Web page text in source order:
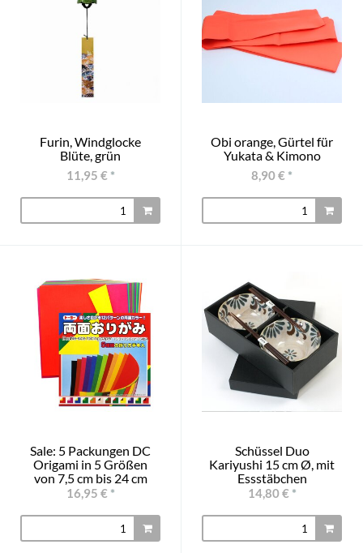
Furin, Windglocke
Blüte, grün
11,95 € *
Obi orange, Gürtel für
Yukata & Kimono
8,90 € *
Sale: 5 Packungen DC
Origami in 5 Größen
von 7,5 cm bis 24 cm
16,95 € *
Schüssel Duo
Kariyushi 15 cm Ø, mit
Essstäbchen
14,80 € *